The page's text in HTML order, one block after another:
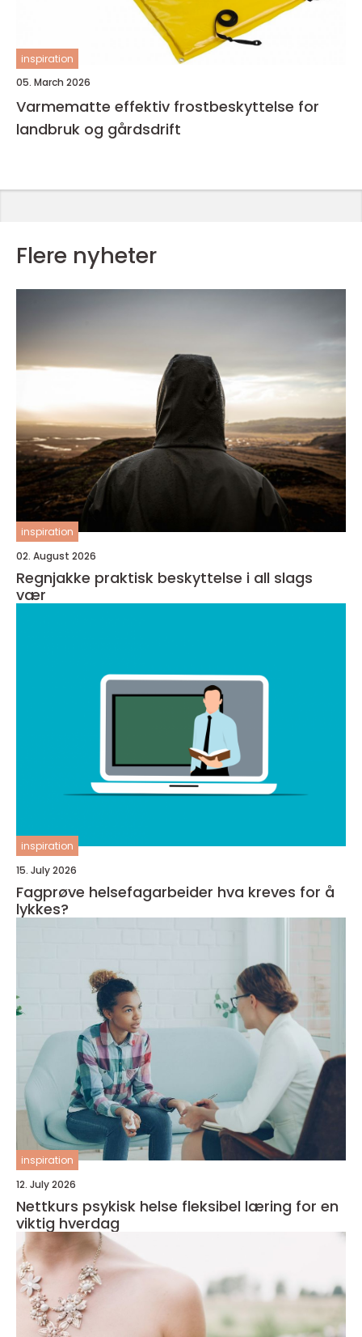
inspiration
05. March 2026
Varmematte effektiv frostbeskyttelse for
landbruk og gårdsdrift
Flere nyheter
inspiration
02. August 2026
Regnjakke praktisk beskyttelse i all slags
vær
inspiration
15. July 2026
Fagprøve helsefagarbeider hva kreves for å
lykkes?
inspiration
12. July 2026
Nettkurs psykisk helse fleksibel læring for en
viktig hverdag